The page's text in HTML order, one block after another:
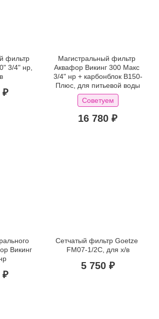
фильтр
3/4" нр,
₽
Магистральный фильтр
Аквафор Викинг 300 Макс
3/4" нр + карбонблок B150-
Плюс, для питьевой воды
Советуем
16 780 ₽
Викинг
₽
Сетчатый фильтр Goetze
FM07-1/2C, для х/в
5 750 ₽